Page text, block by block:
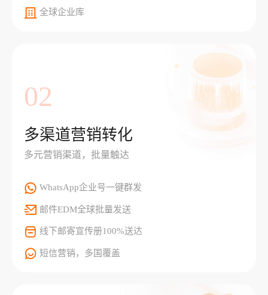
全球企业库
02
多渠道营销转化
多元营销渠道，批量触达
WhatsApp企业号一键群发
邮件EDM全球批量发送
线下邮寄宣传册100%送达
短信营销，多国覆盖